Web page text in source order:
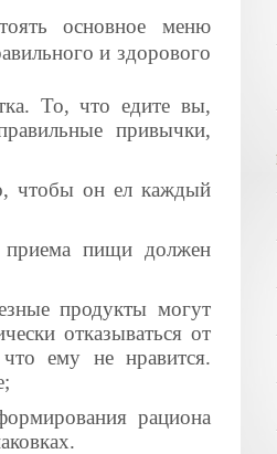
основное меню
и здорового
То, что едите вы,
привычки,
чтобы он ел каждый
приема пищи должен
продукты могут
отказываться от
ему не нравится.
рациона